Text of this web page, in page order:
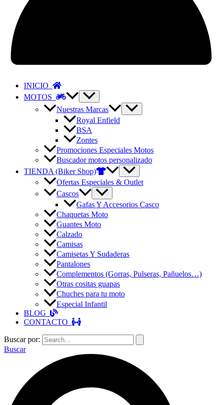
INICIO
MOTOS
Nuestras Marcas
Royal Enfield
BSA
Zontes
Promociones Especiales Motos
Buscador motos personalizado
TIENDA (Biker Shop)
Ofertas Especiales & Outlet
Cascos
Gafas Y Accesorios Casco
Chaquetas Moto
Guantes Moto
Calzado
Camisas
Camisetas Y Sudaderas
Pantalones
Complementos (Gorras, Pulseras, Pañuelos…)
Otras cositas guapas
Chuches para tu moto
Especial Infantil
BLOG
CONTACTO
Buscar por:
Buscar